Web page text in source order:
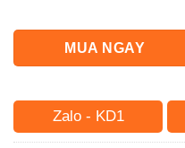
MUA NGAY
Zalo - KD1